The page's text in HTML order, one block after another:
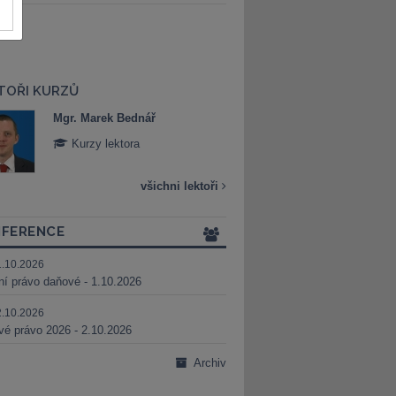
KURZŮ
Mgr. Marek Bednář
Kurzy lektora
všichni lektoři
právo daňové - 1.10.2026
právo 2026 - 2.10.2026
Archiv